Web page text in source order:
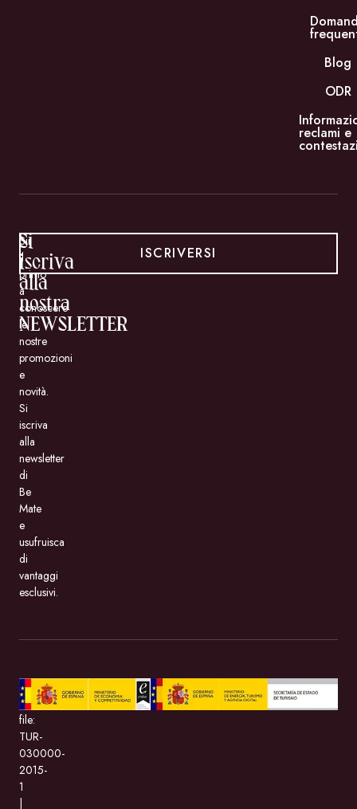
Blog
ODR
reclami e
Si
iscriva
alla
nostra
NEWSLETTER
Sii
il
primo
a
conoscere
le
nostre
promozioni
e
novità.
Si
iscriva
alla
newsletter
di
Be
Mate
e
usufruisca
di
vantaggi
esclusivi.
ISCRIVERSI
BeMate.com
con
file:
TUR-
030000-
2015-
1